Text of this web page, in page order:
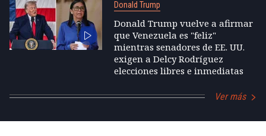
Donald Trump
Donald Trump vuelve a afirmar
que Venezuela es "feliz"
mientras senadores de EE. UU.
exigen a Delcy Rodríguez
elecciones libres e inmediatas
Ver más